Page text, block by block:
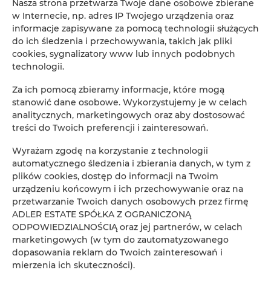
Od 147,00 zł
Rezerwacja online
Lokalizacja
Początek
Koniec
Osoby
Cena
Nasza strona przetwarza Twoje dane osobowe zbierane
w Internecie, np. adres IP Twojego urządzenia oraz
informacje zapisywane za pomocą technologii służących
do ich śledzenia i przechowywania, takich jak pliki
cookies, sygnalizatory www lub innych podobnych
technologii.
Za ich pomocą zbieramy informacje, które mogą
stanowić dane osobowe. Wykorzystujemy je w celach
analitycznych, marketingowych oraz aby dostosować
treści do Twoich preferencji i zainteresowań.
Wyrażam zgodę na korzystanie z technologii
automatycznego śledzenia i zbierania danych, w tym z
plików cookies, dostęp do informacji na Twoim
urządzeniu końcowym i ich przechowywanie oraz na
przetwarzanie Twoich danych osobowych przez firmę
ADLER ESTATE SPÓŁKA Z OGRANICZONĄ
ODPOWIEDZIALNOŚCIĄ oraz jej partnerów, w celach
marketingowych (w tym do zautomatyzowanego
dopasowania reklam do Twoich zainteresowań i
mierzenia ich skuteczności).